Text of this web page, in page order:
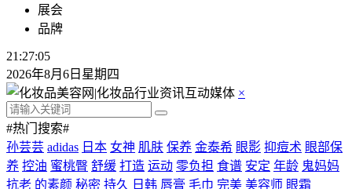
展会
品牌
21:27:05
2026年8月6日星期四
×
#热门搜索#
孙芸芸 adidas 日本 女神 肌肤 保养 金泰希 眼影 抑痘术 眼部保
养 控油 蜜桃臀 舒缓 打造 运动 零负担 食谱 安定 年龄 鬼妈妈
抗老 的素颜 秘密 持久 日韩 唇膏 毛巾 完美 美容师 眼霜